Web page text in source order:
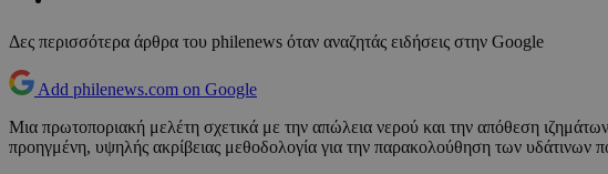
Δες περισσότερα άρθρα του philenews όταν αναζητάς ειδήσεις στην Google
Add philenews.com on Google
Μια πρωτοποριακή μελέτη σχετικά με την απώλεια νερού και την απόθεση
προηγμένη, υψηλής ακρίβειας μεθοδολογία για την παρακολούθηση των